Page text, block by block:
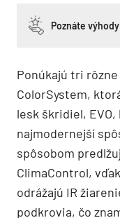
Poznáte
Ponúkajú tri
ColorSystem,
lesk škridiel,
najmodernejší
spôsobom
ClimaControl,
odrážajú IR
podkrovia, čo